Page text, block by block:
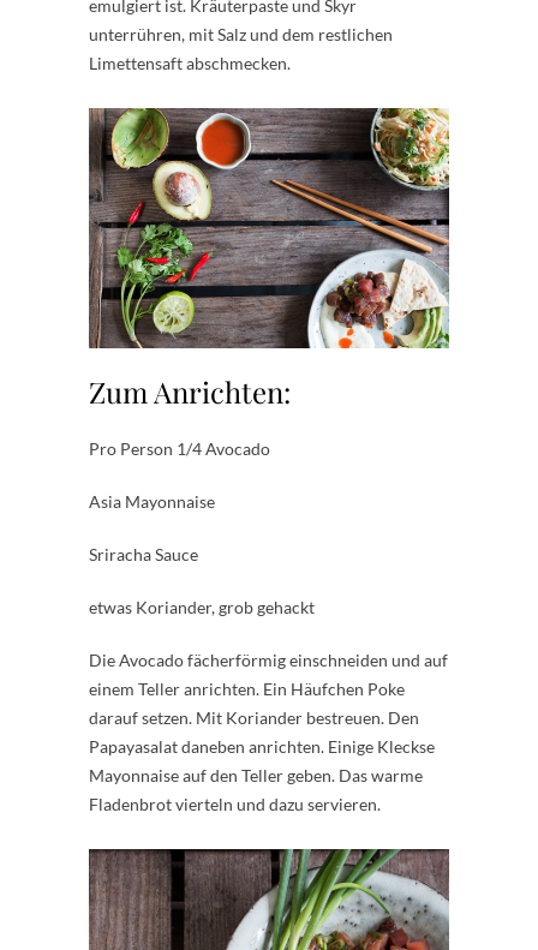
emulgiert ist. Kräuterpaste und Skyr
unterrühren, mit Salz und dem restlichen
Limettensaft abschmecken.
Zum Anrichten:
Pro Person 1/4 Avocado
Asia Mayonnaise
Sriracha Sauce
etwas Koriander, grob gehackt
Die Avocado fächerförmig einschneiden und auf
einem Teller anrichten. Ein Häufchen Poke
darauf setzen. Mit Koriander bestreuen. Den
Papayasalat daneben anrichten. Einige Kleckse
Mayonnaise auf den Teller geben. Das warme
Fladenbrot vierteln und dazu servieren.